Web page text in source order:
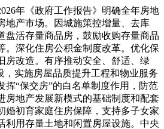
年《政府工作报告》明确全年房地
地产市场。因城施策控增量、去库
盘活存量商品房，鼓励收购存量商品
。深化住房公积金制度改革。优化保
房改造。有序推动安全、舒适、绿
，实施房屋品质提升工程和物业服务
挥“保交房”的白名单制度作用，防范
房地产发展新模式的基础制度和配套
婚初育家庭住房保障，支持多子女家
利用存量土地和闲置房屋设施。中央